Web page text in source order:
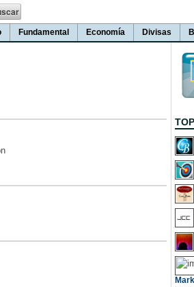
Fundamental Economía Divisas